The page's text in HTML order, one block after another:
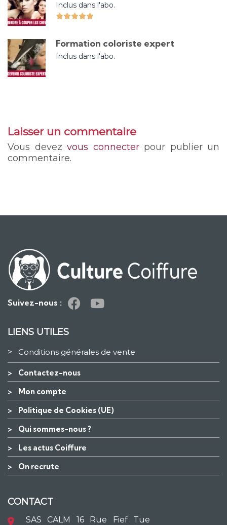
Inclus dans l'abo.
Formation coloriste expert
Inclus dans l'abo.
Laisser un commentaire
Vous devez vous connecterpour publier un
commentaire.
Suivez-nous :
LIENS UTILES
> Conditions générales de vente
> Contactez-nous
> Mon compte
> Politique de Cookies (UE)
> Qui sommes-nous ?
> Les actus Coiffure
> On recrute
CONTACT
SAS CALM 16 Rue Fief Tue